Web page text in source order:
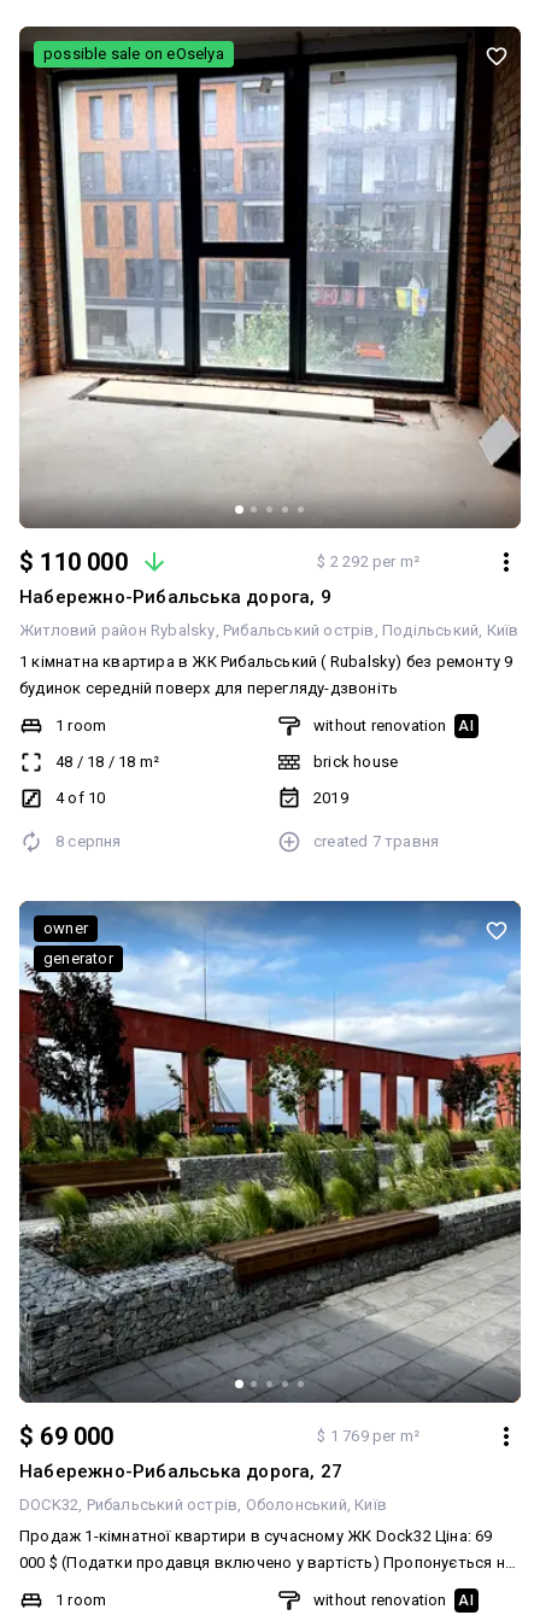
— готова до проживання або здачі в оренду. Власник продає без
комісії. Основні характеристики: Площа: 43 / 16 / 16 м² Поверх: 11
з 26 Висота стелі: 2.7 м Будинок: монолітно‑каркасний, 2022 рік
Стан: з ремонтом, меблі, техніка Роздільне планування 1
санвузол Кондиціонер Техніка: телевізор, холодильник, пральна
машина, посудомийна Підземний паркінг (можна
використовувати як укриття) Ліфти працюють навіть при
відключеннях світла Переваги комплексу та локації: Новий
сучасний ЖК DOCK32 Закрита територія, охорона,
відеоспостереження Двір без авто, дитячий та спортивний
майданчики Поруч: ТРЦ Blockbuster Mall, Рибальський острів,
набережна Зручний виїзд у центр, Поділ, Оболонь Транспортна
доступність у всі напрямки Підходить під державні програми:
ЄОселя (3% / 7%)
$ 110 000 $ 2 292 per m²
Набережно-Рибальська дорога, 9
Житловий район Rybalsky Рибальський острів Подільський Київ
1 кімнатна квартира в ЖК Рибальський ( Rubalsky) без ремонту 9
будинок середній поверх для перегляду-дзвоніть
1 room
48 / 18 / 18 m²
4 of 10
without renovation AI
brick house
2019
8 серпня created 7 травня
possible sale on eOselya
$ 69 000 $ 1 769 per m²
Набережно-Рибальська дорога, 27
DOCK32 Рибальський острів Оболонський Київ
Продаж 1-кімнатної квартири в сучасному ЖК Dock32 Ціна: 69
000 $ (Податки продавця включено у вартість) Пропонується на
продаж світла та простора однокімнатна квартира у новому
житловому комплексі комфорт-класу Dock32. Ідеальний варіант
1 room
without renovation AI
owner
generator